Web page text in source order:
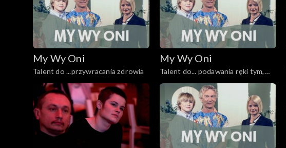
My Wy Oni
Talent do ...przywracania zdrowia
My Wy Oni
Talent do... podawania ręki tym,
którzy upadli